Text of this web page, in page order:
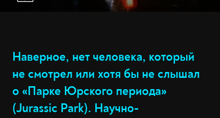
Наверное, нет человека, который
не смотрел или хотя бы не слышал
о «Парке Юрского периода»
(Jurassic Park). Научно-